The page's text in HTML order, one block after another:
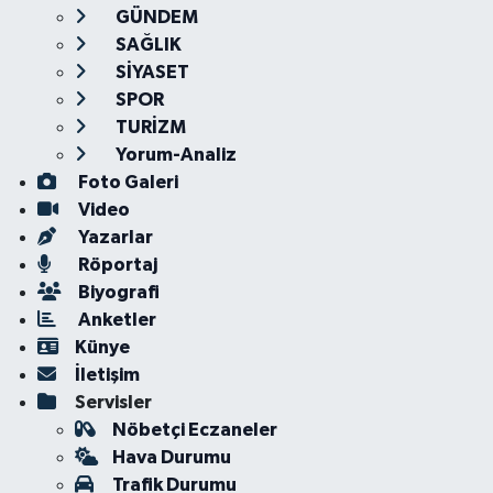
GÜNDEM
SAĞLIK
SİYASET
SPOR
TURİZM
Yorum-Analiz
Foto Galeri
Video
Yazarlar
Röportaj
Biyografi
Anketler
Künye
İletişim
Servisler
Nöbetçi Eczaneler
Hava Durumu
Trafik Durumu